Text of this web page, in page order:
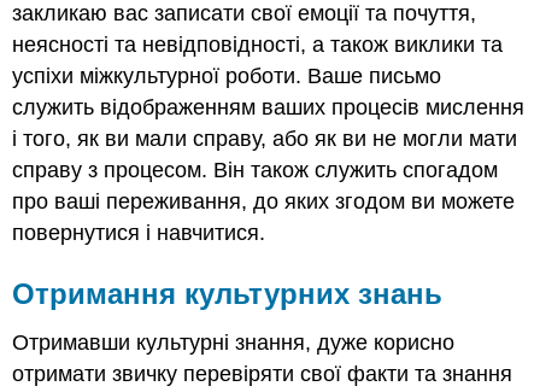
закликаю вас записати свої емоції та почуття,
неясності та невідповідності, а також виклики та
успіхи міжкультурної роботи. Ваше письмо
служить відображенням ваших процесів мислення
і того, як ви мали справу, або як ви не могли мати
справу з процесом. Він також служить спогадом
про ваші переживання, до яких згодом ви можете
повернутися і навчитися.
Отримання культурних знань
Отримавши культурні знання, дуже корисно
отримати звичку перевіряти свої факти та знання